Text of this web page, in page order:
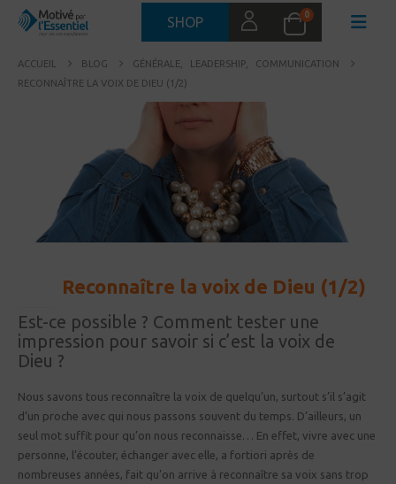
SHOP 0
ACCUEIL BLOG GÉNÉRALE LEADERSHIP
COMMUNICATION
RECONNAÎTRE LA VOIX DE DIEU (1/2)
Reconnaître la voix de Dieu (1/2)
Est-ce possible ? Comment tester une
impression pour savoir si c’est la voix de
Dieu ?
Nous savons tous reconnaître la voix de quelqu’un, surtout s’il s’agit
d’un proche avec qui nous passons souvent du temps. D’ailleurs, un
seul mot suffit pour qu’on nous reconnaisse… En effet, vivre avec une
personne, l’écouter, échanger avec elle, a fortiori après de
nombreuses années, fait qu’on arrive à reconnaître sa voix sans trop